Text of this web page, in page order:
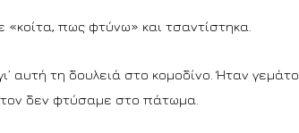
πως φτύνω» και τσαντίστηκα.
αυτή τη δουλειά στο κομοδίνο. Ήταν γεμάτο
δεν φτύσαμε στο πάτωμα.